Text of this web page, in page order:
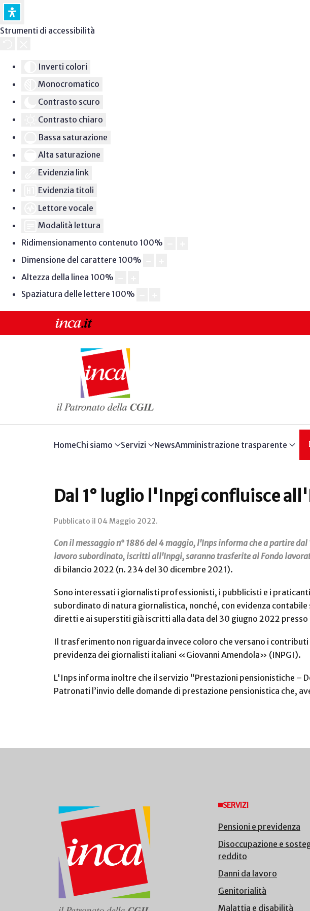
Strumenti di accessibilità
Inverti colori
Monocromatico
Contrasto scuro
Contrasto chiaro
Bassa saturazione
Alta saturazione
Evidenzia link
Evidenzia titoli
Lettore vocale
Modalità lettura
Ridimensionamento contenuto 100%
Dimensione del carattere 100%
Altezza della linea 100%
Spaziatura delle lettere 100%
HomeChi siamo Servizi NewsAmministrazione trasparente
Dal 1° luglio l'Inpgi confluisce
Pubblicato il 04 Maggio 2022.
Con il messaggio n° 1886 del 4 maggio, l'Inps informa che a partire
lavoro subordinato, iscritti all'Inpgi, saranno trasferite al Fondo
di bilancio 2022 (n. 234 del 30 dicembre 2021).
Sono interessati i giornalisti professionisti, i pubblicisti e i
subordinato di natura giornalistica, nonché, con evidenza
diretti e ai superstiti già iscritti alla data del 30 giugno 2022
Il trasferimento non riguarda invece coloro che versano i
previdenza dei giornalisti italiani «Giovanni Amendola» (INPGI).
L'Inps informa inoltre che il servizio “Prestazioni pensionistiche –
Patronati l’invio delle domande di prestazione pensionistica che,
SERVIZI
Pensioni e previdenza
Disoccupazione e
reddito
Danni da lavoro
Genitorialità
Malattia e disabilità